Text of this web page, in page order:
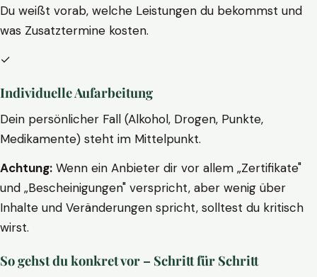
Du weißt vorab, welche Leistungen du bekommst und
was Zusatztermine kosten.
✓
Individuelle Aufarbeitung
Dein persönlicher Fall (Alkohol, Drogen, Punkte,
Medikamente) steht im Mittelpunkt.
Achtung: Wenn ein Anbieter dir vor allem „Zertifikate"
und „Bescheinigungen" verspricht, aber wenig über
Inhalte und Veränderungen spricht, solltest du kritisch
wirst.
So gehst du konkret vor – Schritt für Schritt